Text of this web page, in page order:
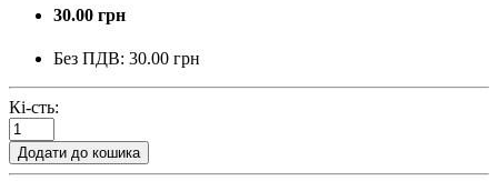
30.00 грн
Без ПДВ: 30.00 грн
Кі-сть:
Додати до кошика